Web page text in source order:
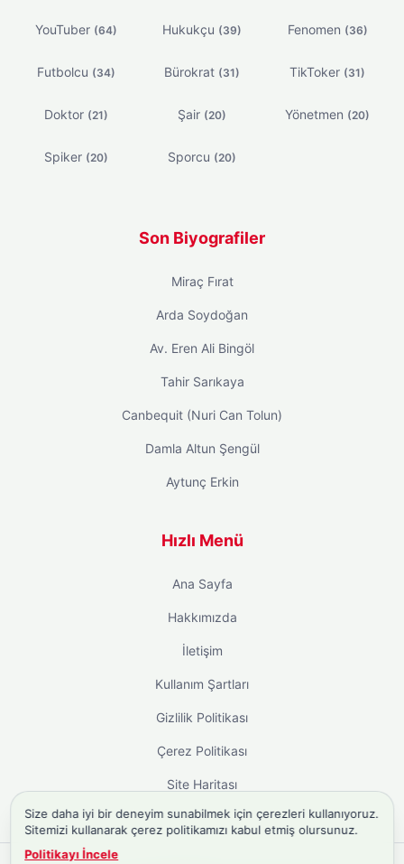
YouTuber (64) Hukukçu (39) Fenomen (36)
Futbolcu (34) Bürokrat (31) TikToker (31)
Doktor (21) Şair (20) Yönetmen (20)
Spiker (20) Sporcu (20)
Son Biyografiler
Miraç Fırat
Arda Soydoğan
Av. Eren Ali Bingöl
Tahir Sarıkaya
Canbequit (Nuri Can Tolun)
Damla Altun Şengül
Aytunç Erkin
Hızlı Menü
Ana Sayfa
Hakkımızda
İletişim
Kullanım Şartları
Gizlilik Politikası
Çerez Politikası
Site Haritası
Size daha iyi bir deneyim sunabilmek için çerezleri kullanıyoruz.
Sitemizi kullanarak çerez politikamızı kabul etmiş olursunuz.
Politikayı İncele